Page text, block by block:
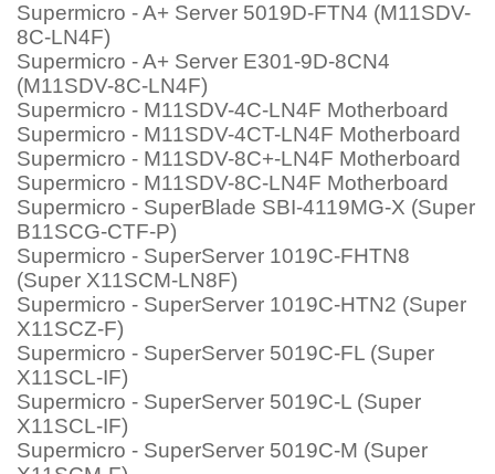
Supermicro - A+ Server 5019D-FTN4 (M11SDV-
8C-LN4F)
Supermicro - A+ Server E301-9D-8CN4
(M11SDV-8C-LN4F)
Supermicro - M11SDV-4C-LN4F Motherboard
Supermicro - M11SDV-4CT-LN4F Motherboard
Supermicro - M11SDV-8C+-LN4F Motherboard
Supermicro - M11SDV-8C-LN4F Motherboard
Supermicro - SuperBlade SBI-4119MG-X (Super
B11SCG-CTF-P)
Supermicro - SuperServer 1019C-FHTN8
(Super X11SCM-LN8F)
Supermicro - SuperServer 1019C-HTN2 (Super
X11SCZ-F)
Supermicro - SuperServer 5019C-FL (Super
X11SCL-IF)
Supermicro - SuperServer 5019C-L (Super
X11SCL-IF)
Supermicro - SuperServer 5019C-M (Super